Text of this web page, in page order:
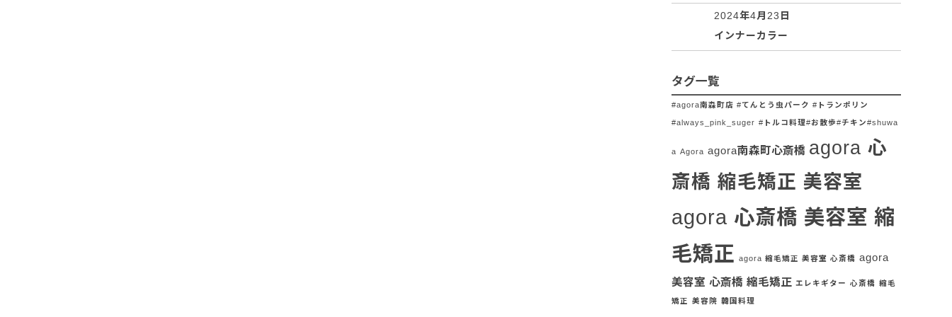
2024年4月23日
インナーカラー
タグ一覧
#agora南森町店 #てんとう虫パーク #トランポリン
#always_pink_suger #トルコ料理#お散歩#チキン#shuwa
a Agora agora南森町心斎橋 agora 心
斎橋 縮毛矯正 美容室
agora 心斎橋 美容室 縮
毛矯正 agora 縮毛矯正 美容室 心斎橋 agora
美容室 心斎橋 縮毛矯正 エレキギター 心斎橋 縮毛
矯正 美容院 韓国料理